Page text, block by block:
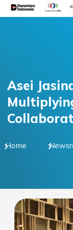
Skip
to
Asei
Home